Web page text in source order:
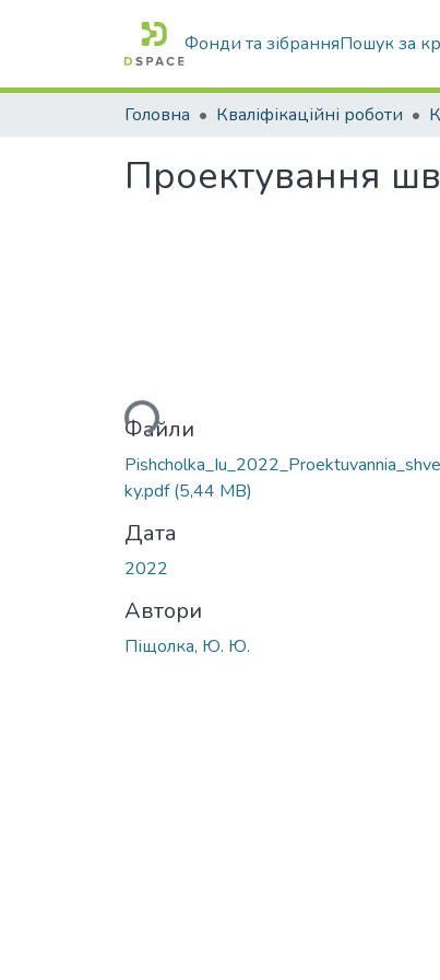
Фонди та зібранняПошук за
Головна Кваліфікаційні роботи
Проектування
Вантажиться...Файли
ky.pdf(5,44 MB)
Дата
2022
Автори
Піщолка, Ю. Ю.